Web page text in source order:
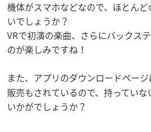
機体がスマホなどなので、ほとん
いでしょうか？
VRで初演の楽曲、さらにバックス
のが楽しみですね！
また、アプリのダウンロードページ
販売もされているので、持ってい
いかがでしょうか？